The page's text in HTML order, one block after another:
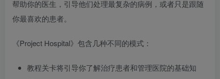
帮助你的医生，引导他们处理最复杂的病例，或者只是跟随
你最喜欢的患者。
《Project Hospital》包含几种不同的模式：
教程关卡将引导你了解治疗患者和管理医院的基础知